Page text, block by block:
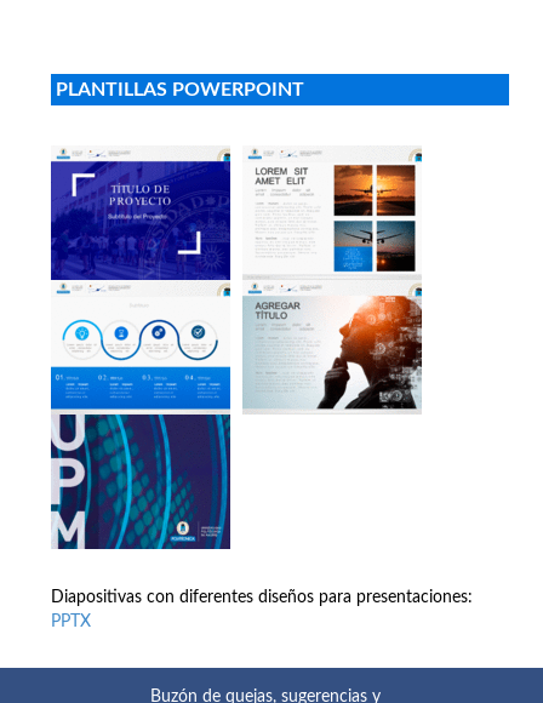
PLANTILLAS POWERPOINT
Diapositivas con diferentes diseños para presentaciones:
PPTX
Buzón de quejas, sugerencias y